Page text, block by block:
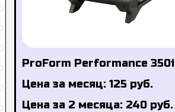
ProForm Performance 350i
Цена за месяц: 125 руб.
Цена за 2 месяца: 240 руб.